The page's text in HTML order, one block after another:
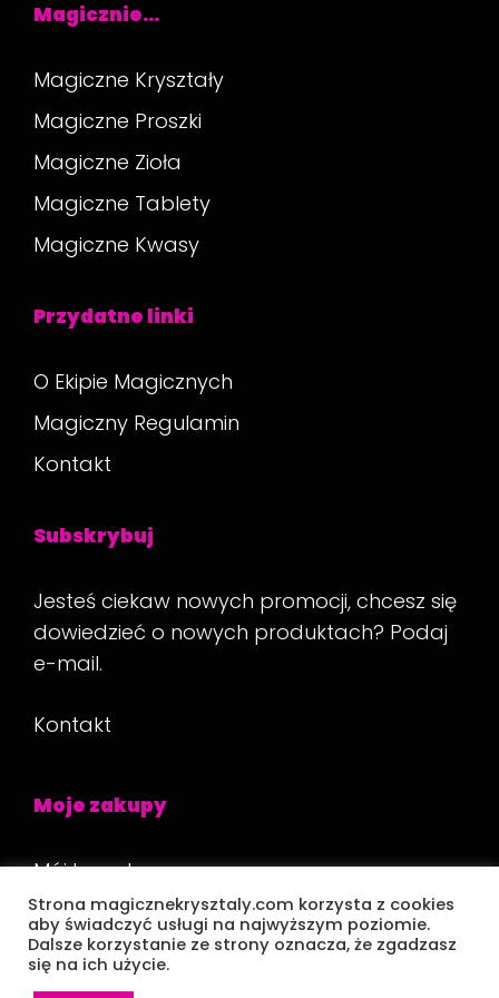
Magicznie…
Magiczne Kryształy
Magiczne Proszki
Magiczne Zioła
Magiczne Tablety
Magiczne Kwasy
Przydatne linki
O Ekipie Magicznych
Magiczny Regulamin
Kontakt
Subskrybuj
Jesteś ciekaw nowych promocji, chcesz się
dowiedzieć o nowych produktach? Podaj
e-mail.
Kontakt
Moje zakupy
Mój koszyk
Płatność
Strona magicznekrysztaly.com korzysta z cookies
aby świadczyć usługi na najwyższym poziomie.
Dalsze korzystanie ze strony oznacza, że zgadzasz
się na ich użycie.